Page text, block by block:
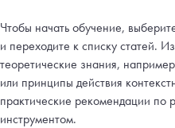
Чтобы начать обучение,
и переходите к списку статей.
теоретические знания,
или принципы действия
практические рекомендации по
инструментом.